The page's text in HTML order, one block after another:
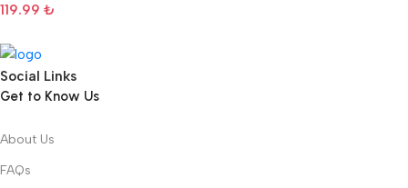
119.99 ₺
Social Links
Get to Know Us
About Us
FAQs